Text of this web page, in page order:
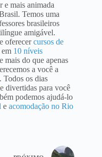
e mais animada
Temos uma
brasileiros
amigável.
oferecercursos de
10 níveis
mais do que apenas
a você a
Todos os dias
e divertidas para você
podemos ajudá-lo
e acomodação no Rio